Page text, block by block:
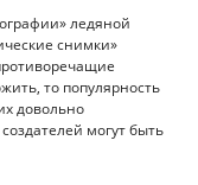
ледяной
снимки»
то популярность
довольно
могут быть